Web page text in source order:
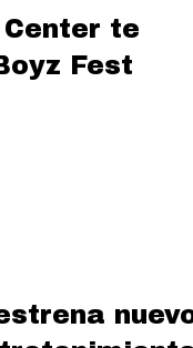
te
Fest